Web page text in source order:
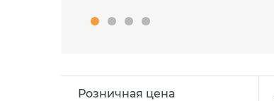
компания, г. Харьков
Розничная цена